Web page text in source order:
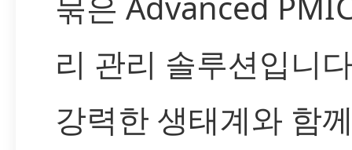
리 관리 솔루션입니
강력한 생태계와 함